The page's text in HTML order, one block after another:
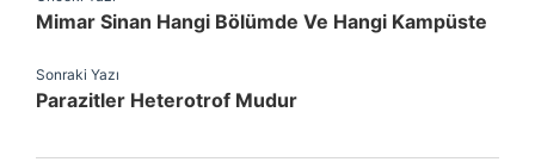
Mimar Sinan Hangi Bölümde Ve Hangi Kampüste
Sonraki Yazı
Parazitler Heterotrof Mudur